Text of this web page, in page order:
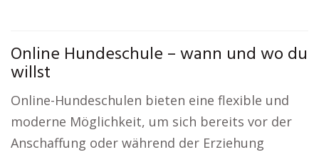
Online Hundeschule – wann und wo du
willst
Online-Hundeschulen bieten eine flexible und
moderne Möglichkeit, um sich bereits vor der
Anschaffung oder während der Erziehung